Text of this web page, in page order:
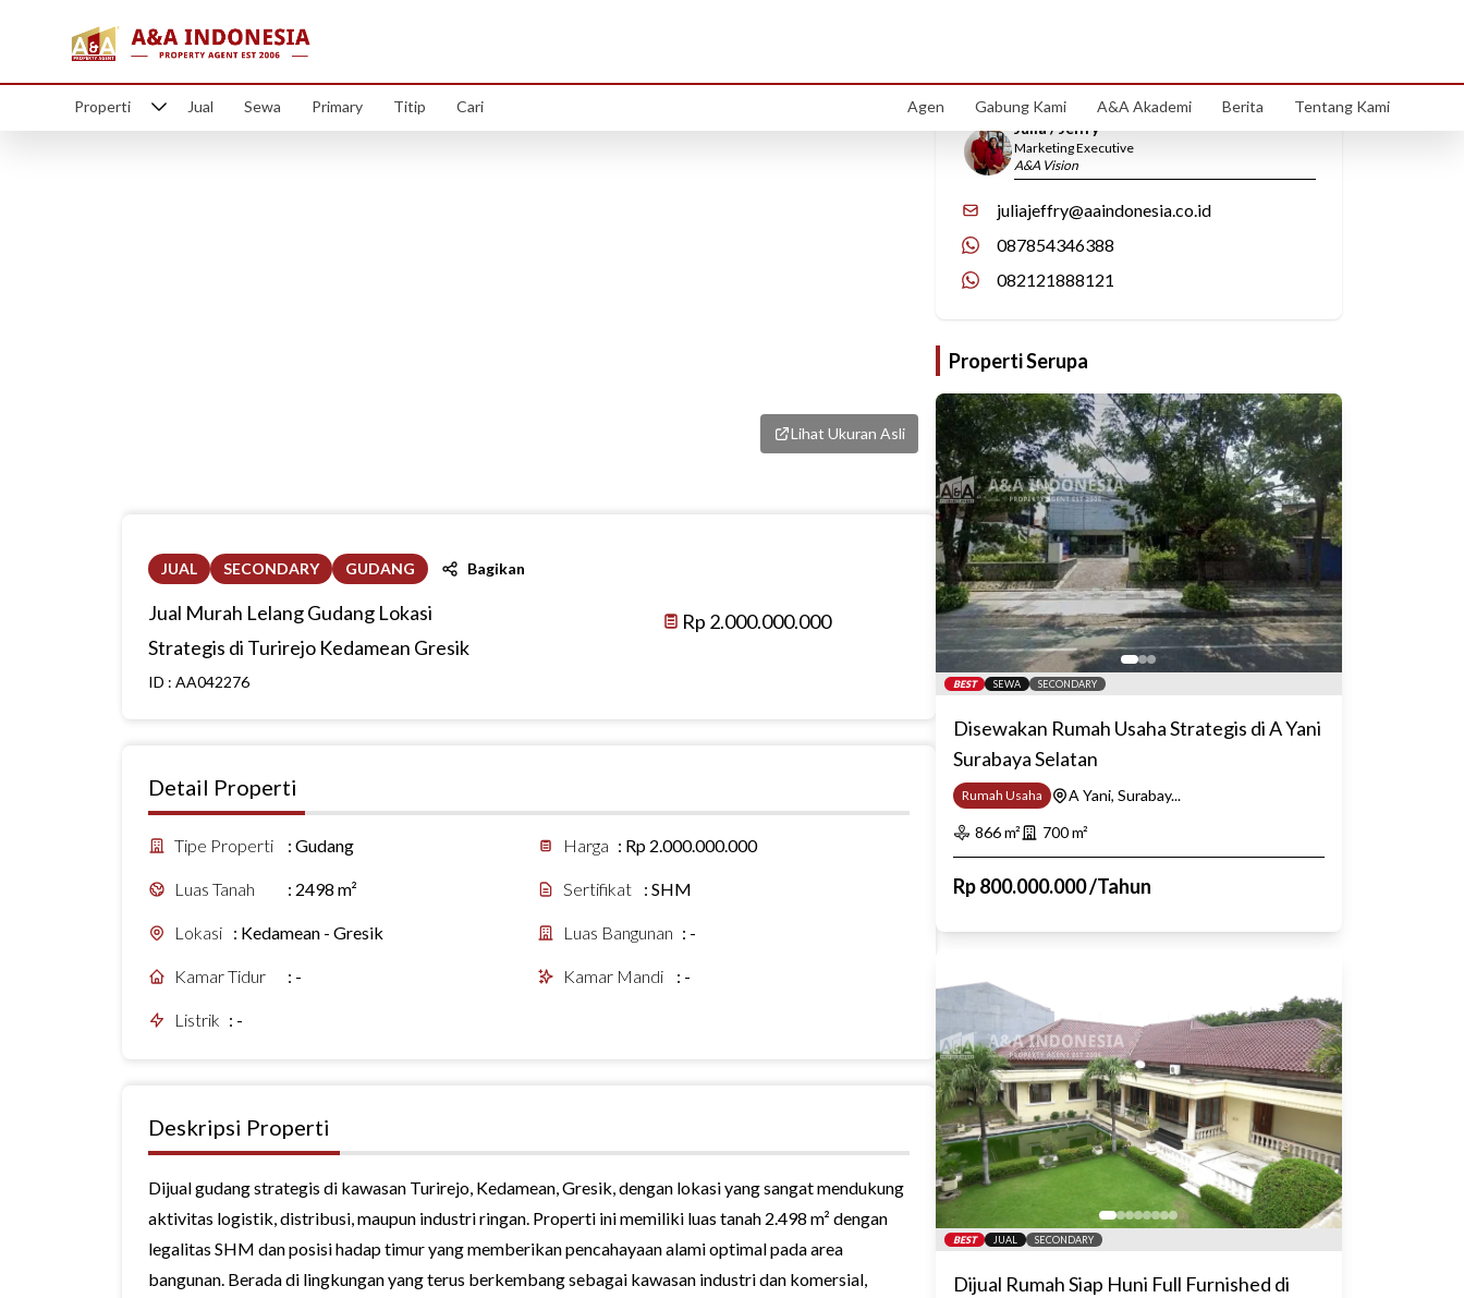
Properti Jual Sewa Primary Titip Cari Agen Gabung Kami A&A Akademi Berita Tentang Kami
Lihat Ukuran Asli
JUAL SECONDARY GUDANG Bagikan
Jual Murah Lelang Gudang Lokasi
Strategis di Turirejo Kedamean Gresik
Rp 2.000.000.000
ID : AA042276
Detail Properti
Tipe Properti : Gudang Harga : Rp 2.000.000.000
Luas Tanah : 2498 m² Sertifikat :SHM
Lokasi : Kedamean - Gresik Luas Bangunan : -
Kamar Tidur : - Kamar Mandi : -
Listrik : -
Deskripsi Properti
Dijual gudang strategis di kawasan Turirejo, Kedamean, Gresik, dengan lokasi yang sangat mendukung
aktivitas logistik, distribusi, maupun industri ringan. Properti ini memiliki luas tanah 2.498 m² dengan
legalitas SHM dan posisi hadap timur yang memberikan pencahayaan alami optimal pada area
bangunan. Berada di lingkungan yang terus berkembang sebagai kawasan industri dan komersial,
Hubungi Kami
Julia / Jeffry
Marketing Executive
A&A Vision
juliajeffry@aaindonesia.co.id
087854346388
082121888121
Properti Serupa
BEST SEWA SECONDARY
Disewakan Rumah Usaha Strategis di A Yani
Surabaya Selatan
Rumah Usaha
A Yani, Surabay...
866m² 700m²
Rp800.000.000/Tahun
BEST JUAL SECONDARY
Dijual Rumah Siap Huni Full Furnished di